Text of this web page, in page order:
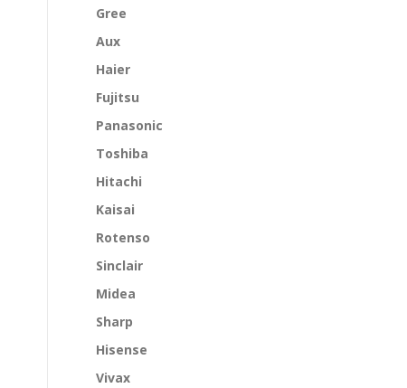
Gree
Aux
Haier
Fujitsu
Panasonic
Toshiba
Hitachi
Kaisai
Rotenso
Sinclair
Midea
Sharp
Hisense
Vivax